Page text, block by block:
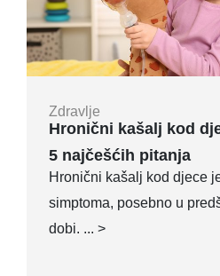
Zdravlje
Hronični kašalj kod
5 najčešćih pitanja
Hronični kašalj kod djece
simptoma, posebno u
dobi. ... >